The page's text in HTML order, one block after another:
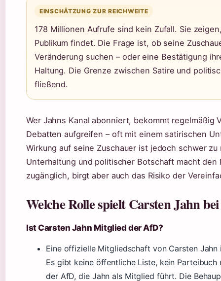
EINSCHÄTZUNG ZUR REICHWEITE
178 Millionen Aufrufe sind kein Zufall. Sie
Publikum findet. Die Frage ist, ob seine
Veränderung suchen – oder eine Bestätigung
Haltung. Die Grenze zwischen Satire und
fließend.
Wer Jahns Kanal abonniert, bekommt regelmäßig
Debatten aufgreifen – oft mit einem satirischen
Wirkung auf seine Zuschauer ist jedoch schwer
Unterhaltung und politischer Botschaft macht den
zugänglich, birgt aber auch das Risiko der
Welche Rolle spielt Carsten Jahn
Ist Carsten Jahn Mitglied der AfD?
Eine offizielle Mitgliedschaft von Carsten
Es gibt keine öffentliche Liste, kein Parteibuch
der AfD, die Jahn als Mitglied führt. Die